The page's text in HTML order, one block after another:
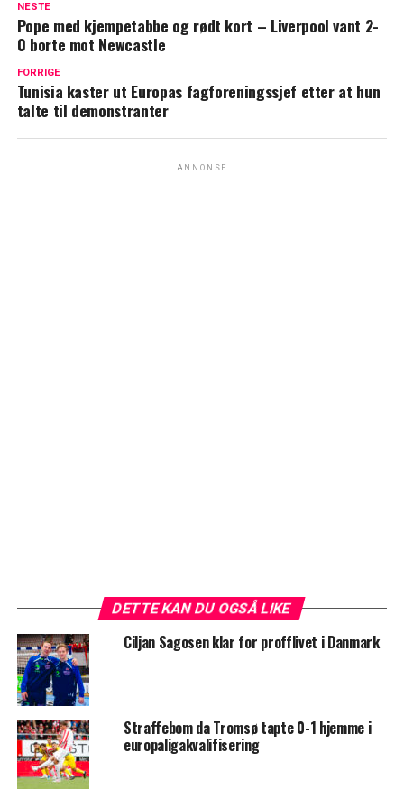
NESTE
Pope med kjempetabbe og rødt kort – Liverpool vant 2-
0 borte mot Newcastle
FORRIGE
Tunisia kaster ut Europas fagforeningssjef etter at hun
talte til demonstranter
ANNONSE
DETTE KAN DU OGSÅ LIKE
Ciljan Sagosen klar for profflivet i Danmark
Straffebom da Tromsø tapte 0-1 hjemme i
europaligakvalifisering